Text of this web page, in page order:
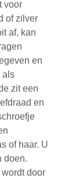
voor
of zilver
af, kan
en
als
zit een
en
of haar. U
doen.
door